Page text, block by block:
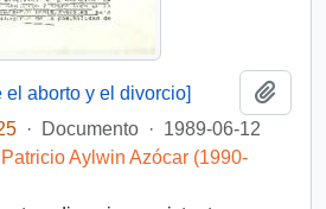
el aborto y el divorcio]
· Documento · 1989-06-12
Aylwin Azócar (1990-